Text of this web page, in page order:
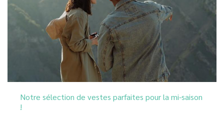
Notre sélection de vestes parfaites pour la mi-saison
!